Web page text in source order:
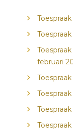
februari